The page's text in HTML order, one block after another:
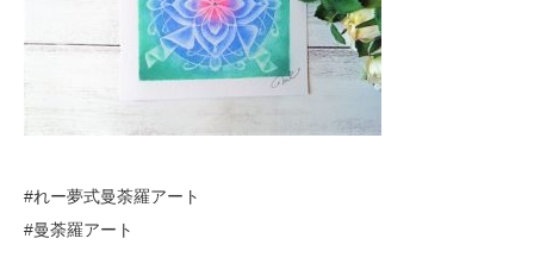
#れー夢式曼荼羅アート
#曼荼羅アート